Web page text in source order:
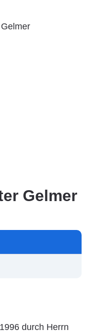
Gelmer
durch Herrn